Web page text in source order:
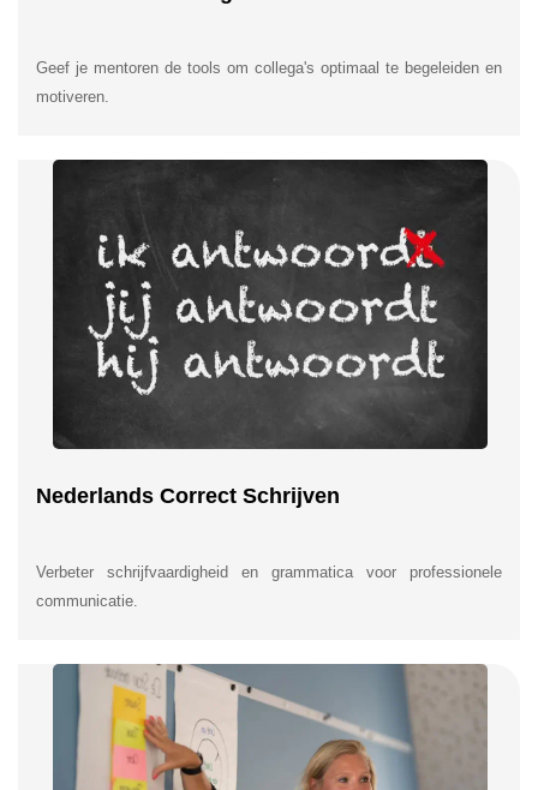
Geef je mentoren de tools om collega's optimaal te begeleiden en
motiveren.
Nederlands Correct Schrijven
Verbeter schrijfvaardigheid en grammatica voor professionele
communicatie.